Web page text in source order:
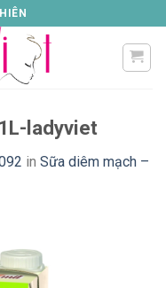
ladyviet
in Sữa diêm mạch –